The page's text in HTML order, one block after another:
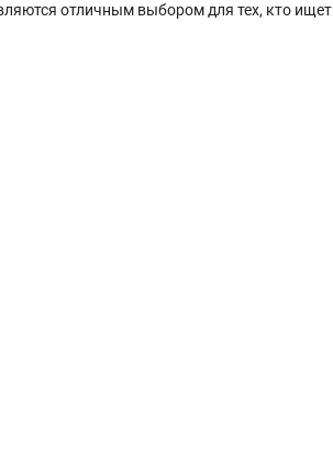
отличным выбором для тех, кто